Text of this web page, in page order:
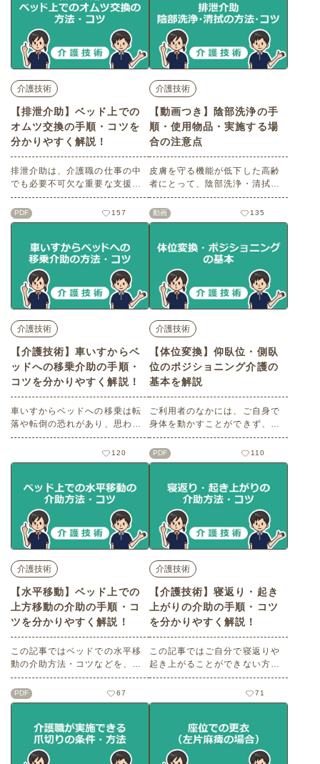
を深め、床ずれ予防の知識や高
齢者にとって心地いい体位は何
かを学びましょう。研修資料と
して使える印刷用データも無料
でダウンロード可能♪
しい方で、体重がかかれば足に
力が入り座位も可能で、コミュ
ニケーションも可能』という方
をモデルに解説します。※記事
の内容は2021年3月時点の情報
をもとに作成しています。
介護技術
【排泄介助】ベッド上での
オムツ交換の手順・コツを
分かりやすく解説！
排泄介助は、介護職の仕事の中
でも必要不可欠な重要な支援で
あると同時に、プライバシーに
配慮したケアが求められます。
この記事ではベッド上でのオム
りやすく解説します。
PDF 157
介護技術
【動画つき】陰部洗浄の手
順・使用物品・実施する場
合の注意点
皮膚を守る機能が低下した高齢
者にとって、陰部洗浄・清拭は
快適にお過ごしいただくのはも
ちろん、炎症や感染症を防ぐ意
味でも大切な介助です。この記
手順・ポイントについてご説明
します。※無料会員登録をする
と動画が閲覧できます※
動画 135
介護技術
【介護技術】車いすからベ
ッドへの移乗介助の手順・
コツを分かりやすく解説！
車いすからベッドへの移乗は転
落や転倒の恐れがあり、思わぬ
事故の原因にもなりかねませ
ん。 この記事では車いすからベ
ッドへの移乗介助をわかりやす
120
介護技術
【体位変換】仰臥位・側臥
位のポジショニング介護の
基本を解説
ご利用者のなかには、ご自身で
身体を動かすことができず、寝
返りをうてない方もいらっしゃ
います。同じ姿勢で寝続けるこ
とで起きる身体への影響を理解
だけるよう介助を行っていきま
しょう。 この記事では体位変
換・ポジショニングについてわ
かりやすく解説します。※記事
の内容は2021年3月時点の情報
をもとに作成しています。
PDF 110
介護技術
【水平移動】ベッド上での
上方移動の介助の手順・コ
ツを分かりやすく解説！
この記事ではベッドでの水平移
動の介助方法・コツなどを、
『麻痺や痛みはないが、自分か
ら進んで動く事は難しい方で、
コミュニケーションは可能』と
解説します。※記事の内容は202
1年3月時点の情報をもとに作成
しています。
PDF 67
介護技術
【介護技術】寝返り・起き
上がりの介助の手順・コツ
を分かりやすく解説！
この記事ではご自分で寝返りや
起き上がることができない方に
対して行う寝返り・起き上がり
の介助方法やコツを詳しく説明
します。
71